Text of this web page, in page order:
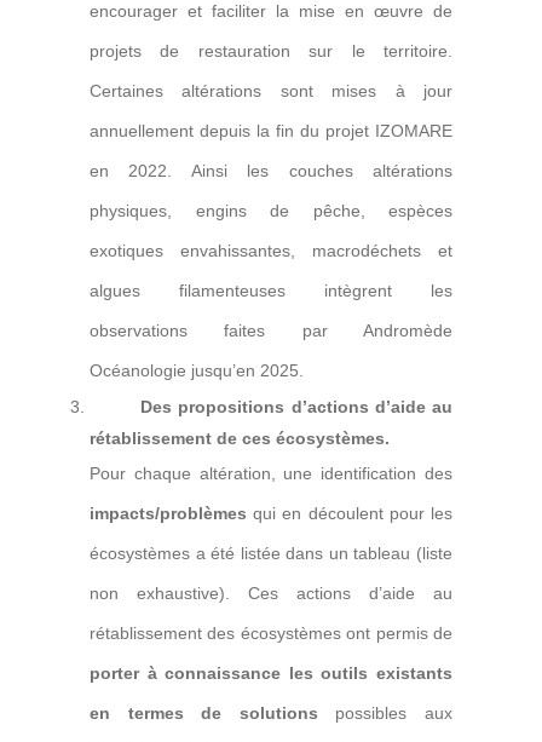
encourager et faciliter la mise en œuvre de
projets de restauration sur le territoire.
Certaines altérations sont mises à jour
annuellement depuis la fin du projet IZOMARE
en 2022. Ainsi les couches altérations
physiques, engins de pêche, espèces
exotiques envahissantes, macrodéchets et
algues filamenteuses intègrent les
observations faites par Andromède
Océanologie jusqu’en 2025.
Des propositions d’actions d’aide au
rétablissement de ces écosystèmes.
Pour chaque altération, une identification des
impacts/problèmes qui en découlent pour les
écosystèmes a été listée dans un tableau (liste
non exhaustive). Ces actions d’aide au
rétablissement des écosystèmes ont permis de
porter à connaissance les outils existants
en termes de solutions possibles aux